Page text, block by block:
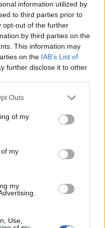
information utilized by
to third parties prior to
opt-out of the further
by third parties on the
This information may
on the IAB’s List of
further disclose it to other
Outs
of my
my
my
Use,
4-0 Wolfsburg
1-1 Amburgo
Amburgo
Amburgo
FC Colonia
Amburgo